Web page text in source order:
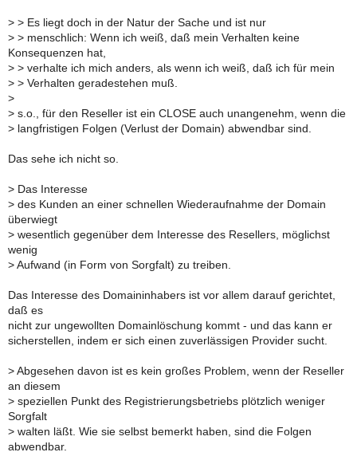
> > Es liegt doch in der Natur der Sache und ist nur
> > menschlich: Wenn ich weiß, daß mein Verhalten keine
Konsequenzen hat,
> > verhalte ich mich anders, als wenn ich weiß, daß ich für mein
> > Verhalten geradestehen muß.
>
> s.o., für den Reseller ist ein CLOSE auch unangenehm, wenn die
> langfristigen Folgen (Verlust der Domain) abwendbar sind.
Das sehe ich nicht so.
> Das Interesse
> des Kunden an einer schnellen Wiederaufnahme der Domain
überwiegt
> wesentlich gegenüber dem Interesse des Resellers, möglichst
wenig
> Aufwand (in Form von Sorgfalt) zu treiben.
Das Interesse des Domaininhabers ist vor allem darauf gerichtet,
daß es
nicht zur ungewollten Domainlöschung kommt - und das kann er
sicherstellen, indem er sich einen zuverlässigen Provider sucht.
> Abgesehen davon ist es kein großes Problem, wenn der Reseller
an diesem
> speziellen Punkt des Registrierungsbetriebs plötzlich weniger
Sorgfalt
> walten läßt. Wie sie selbst bemerkt haben, sind die Folgen
abwendbar.